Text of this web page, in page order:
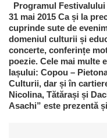
Programul
31 mai 2015 Ca și la
cuprinde sute de
domeniul culturii și
concerte, conferințe
poezie. Cele mai multe
Iașului: Copou –
Culturii, dar și în
Nicolina, Tătărași și
Asachi” este prezentă